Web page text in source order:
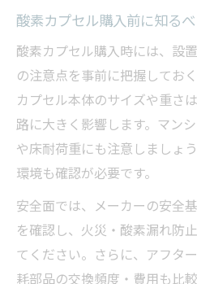
ド
酸素カプセル活用
酸素カプセル長期利
酸素カプセル利用時
酸素カプセルで寿命
方
酸素カプセルの効果
法
酸素カプセル購入前に知る
酸素カプセル購入時には、設
の注意点を事前に把握してお
カプセル本体のサイズや重さ
路に大きく影響します。マン
や床耐荷重にも注意しましょ
環境も確認が必要です。
安全面では、メーカーの安全
を確認し、火災・酸素漏れ防
てください。さらに、アフタ
耗部品の交換頻度・費用も比